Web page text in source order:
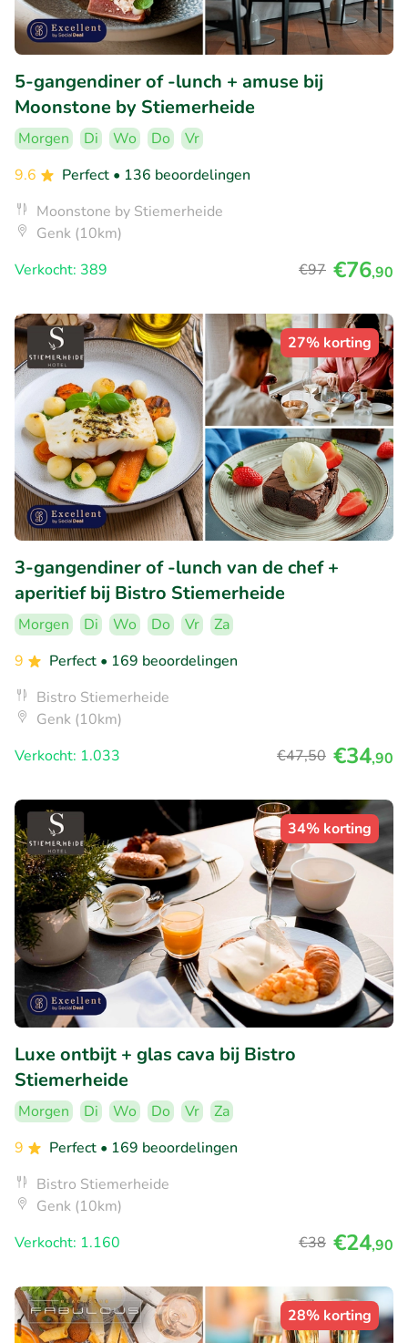
5-gangendiner of -lunch + amuse bij
Moonstone by Stiemerheide
Morgen Di Wo Do
Vr
9.6
Perfect • 136 beoordelingen
Moonstone by Stiemerheide
Genk (10km)
Verkocht: 389
€97 €76,90
27% korting
3-gangendiner of -lunch van de chef +
aperitief bij Bistro Stiemerheide
Morgen Di Wo Do Vr
Za
9
Perfect • 169 beoordelingen
Bistro Stiemerheide
Genk (10km)
Verkocht: 1.033
€47,50 €34,90
34% korting
Luxe ontbijt + glas cava bij Bistro
Stiemerheide
Morgen Di Wo Do Vr
Za
9
Perfect • 169 beoordelingen
Bistro Stiemerheide
Genk (10km)
Verkocht: 1.160
€38 €24,90
28% korting